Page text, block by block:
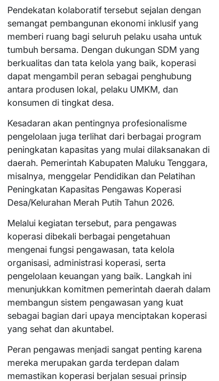
Pendekatan kolaboratif tersebut sejalan dengan
semangat pembangunan ekonomi inklusif yang
memberi ruang bagi seluruh pelaku usaha untuk
tumbuh bersama. Dengan dukungan SDM yang
berkualitas dan tata kelola yang baik, koperasi
dapat mengambil peran sebagai penghubung
antara produsen lokal, pelaku UMKM, dan
konsumen di tingkat desa.
Kesadaran akan pentingnya profesionalisme
pengelolaan juga terlihat dari berbagai program
peningkatan kapasitas yang mulai dilaksanakan di
daerah. Pemerintah Kabupaten Maluku Tenggara,
misalnya, menggelar Pendidikan dan Pelatihan
Peningkatan Kapasitas Pengawas Koperasi
Desa/Kelurahan Merah Putih Tahun 2026.
Melalui kegiatan tersebut, para pengawas
koperasi dibekali berbagai pengetahuan
mengenai fungsi pengawasan, tata kelola
organisasi, administrasi koperasi, serta
pengelolaan keuangan yang baik. Langkah ini
menunjukkan komitmen pemerintah daerah dalam
membangun sistem pengawasan yang kuat
sebagai bagian dari upaya menciptakan koperasi
yang sehat dan akuntabel.
Peran pengawas menjadi sangat penting karena
mereka merupakan garda terdepan dalam
memastikan koperasi berjalan sesuai prinsip